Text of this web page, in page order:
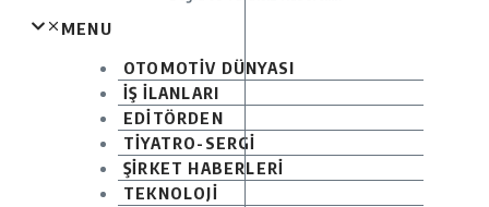
MENU
OTOMOTİV DÜNYASI
İŞ İLANLARI
EDİTÖRDEN
TİYATRO-SERGİ
ŞİRKET HABERLERİ
TEKNOLOJİ